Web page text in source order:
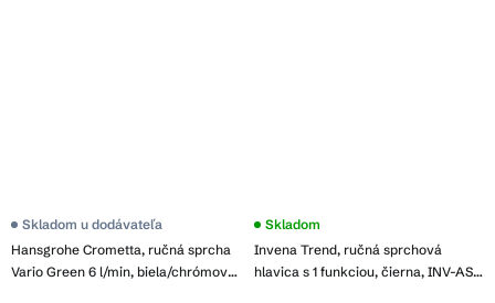
Hansgrohe Crometta, ručná sprcha
Vario Green 6 l/min, biela/chrómová,
Skladom u dodávateľa
Invena Trend, ručná sprchová
hlavica s 1 funkciou, čierna, INV-AS-
Skladom